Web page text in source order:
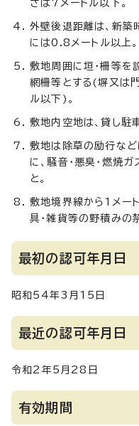
さは7メートル以下。
外壁後退距離は、新築
には0.8メートル以上。
敷地周囲に垣・柵等を
網柵等とする(塀又は
ル以下)。
敷地内空地は、貸し駐
敷地は除草の励行な
に、騒音・悪臭・燃焼
と。
敷地境界線から1メー
具・雑貨等の野積みの
最初の認可年月日
昭和54年3月15日
最近の認可年月日
令和2年5月28日
有効期間